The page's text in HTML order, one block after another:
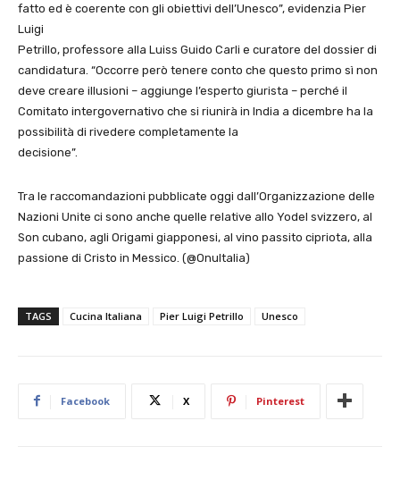
fatto ed è coerente con gli obiettivi dell’Unesco”, evidenzia Pier
Luigi
Petrillo, professore alla Luiss Guido Carli e curatore del dossier di
candidatura. “Occorre però tenere conto che questo primo sì non
deve creare illusioni – aggiunge l’esperto giurista – perché il
Comitato intergovernativo che si riunirà in India a dicembre ha la
possibilità di rivedere completamente la
decisione”.
Tra le raccomandazioni pubblicate oggi dall’Organizzazione delle
Nazioni Unite ci sono anche quelle relative allo Yodel svizzero, al
Son cubano, agli Origami giapponesi, al vino passito cipriota, alla
passione di Cristo in Messico. (@OnuItalia)
TAGS Cucina Italiana Pier Luigi Petrillo Unesco
Facebook X Pinterest